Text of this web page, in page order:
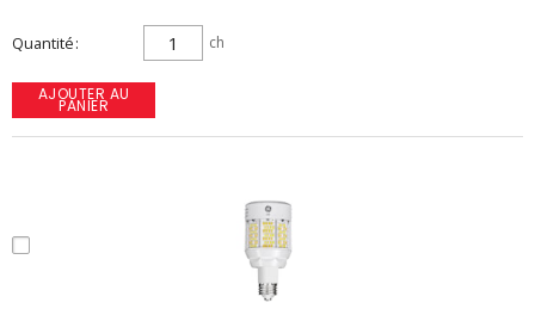
Quantité ch
AJOUTER AU
PANIER